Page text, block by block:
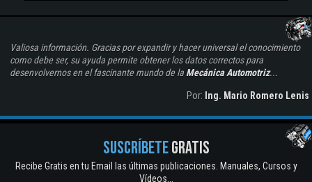
Valiosa información. Gracias por expandir y hacer universal el conocimiento
como debe ser, su ayuda permite obtener los datos correctos para
desenvolvernos en el fascinante mundo de la Mecánica Automotriz...
Por: Ing. Mario Romero Lenis
SUSCRÍBETEGRATIS
Recibe Gratis en tu Email las últimas publicaciones. Manuales, Cursos y
Vídeos...